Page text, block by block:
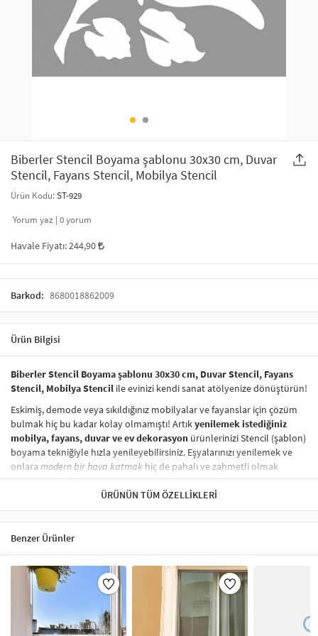
SAÇ AKSESUARLARI
GELİN / DÜĞÜN AKSESUARLARI
ŞAL VE FULAR
ODA KOKUSU VE MUM
YILBAŞI ÜRÜNLERİ
Biberler Stencil Boyama şablonu 30x30 cm, Duvar
Stencil, Fayans Stencil, Mobilya Stencil
Ürün Kodu:ST-929
Yorum yaz | 0yorum
Havale Fiyatı:244,90
Barkod: 8680018862009
Ürün Bilgisi
Biberler Stencil Boyama şablonu 30x30 cm, Duvar Stencil, Fayans
Stencil, Mobilya Stencil ile evinizi kendi sanat atölyenize dönüştürün!
Eskimiş, demode veya sıkıldığınız mobilyalar ve fayanslar için çözüm
bulmak hiç bu kadar kolay olmamıştı! Artıkyenilemek istediğiniz
mobilya, fayans, duvar ve ev dekorasyon ürünlerinizi Stencil (şablon)
boyama tekniğiyle hızla yenileyebilirsiniz. Eşyalarınızı yenilemek ve
onlara modern bir hava katmak hiç de pahalı ve zahmetli olmak
zorunda değil! Stencil şablonları, dilediğiniz her yüzeye pratik bir
desen uygulamanızısağlar ve mobilyalarınızın, duvarlarınızın,
kumaşlarınızın görünümünü anında değiştirebilir.
Çocuğunuzun dolabına, mutfak fayanslarına,
kumaşlara bile bant yardımıyla sabitleyip, istediğiniz renklerle
boyama yapabilirsiniz. Evinizi,kişisel zevkinizle özelleştirebilir, stencil
boyama seti ile yaratıcı projeler gerçekleştirebilirsiniz.El işi ve ev
dekorasyonu
sevenler için stencil, kolayca uygulanabilecek eğlenceli
ve etkili bir aktivitedir.
Stencil Boyamatekniği, her türlü yüzeyde rahatlıkla kullanılabilir.
ÜRÜNÜN TÜM ÖZELLIKLERI
Benzer Ürünler